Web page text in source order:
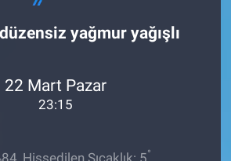
yağmur yağışlı
22 Mart Pazar
23:15
Hissedilen Sıcaklık: 5°,